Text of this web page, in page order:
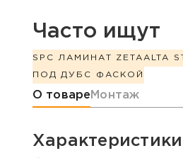
Часто ищут
SPC ЛАМИНАТ ZETAALTA
ПОД ДУБ С ФАСКОЙ
Информация о
О товаре Монтаж
Характеристики